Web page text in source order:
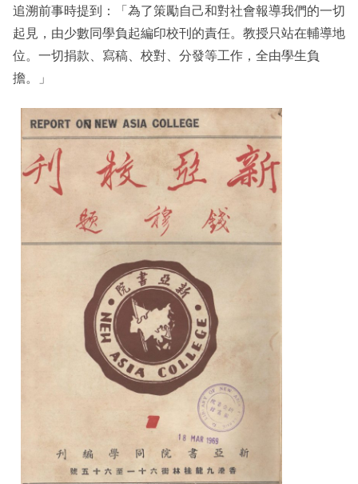
新亞影集
影片庫
New Asianships
追溯前事時提到：「為了策勵自己和對社會報導我們的一切
起見，由少數同學負起編印校刊的責任。教授只站在輔導地
位。一切捐款、寫稿、校對、分發等工作，全由學生負
擔。」